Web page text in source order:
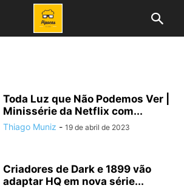
Toda Luz que Não Podemos Ver |
Minissérie da Netflix com...
Thiago Muniz - 19 de abril de 2023
Criadores de Dark e 1899 vão
adaptar HQ em nova série...